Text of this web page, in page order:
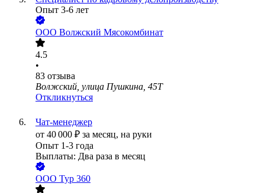
Опыт 3-6 лет
ООО Волжский Мясокомбинат
4.5
•
83 отзыва
Волжский, улица Пушкина, 45Т
Откликнуться
Чат-менеджер
от 40 000 ₽ за месяц, на руки
Опыт 1-3 года
Выплаты: Два раза в месяц
ООО Тур 360